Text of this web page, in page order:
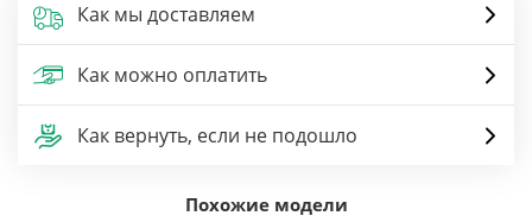
Как мы доставляем
Как можно оплатить
Как вернуть, если не подошло
Похожие модели